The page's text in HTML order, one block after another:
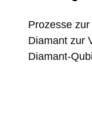
Prozesse
Diamant zur
Diamant-